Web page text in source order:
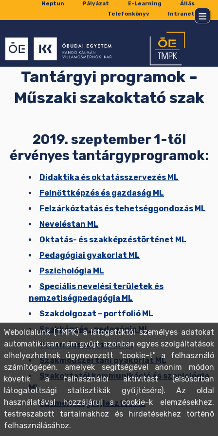
Neptun Pályázat E-Learning
Állás
Telefonkönyv
Intranet
Tantárgyi programok –
Műszaki szakoktató szak
2019. szeptember 1-től
érvényes tantárgyprogramok:
Didaktika és oktatásszervezés ML
Felnőttképzés és gazdaság ML
Felzárkóztatás és tehetséggondozás ML
Neveléstan ML
Oktatás- és szakképzéstörténet ML
Pedagógiai gyakorlat ML
Pszichológia ML
Speciális nevelési területek és
nemzetiségpedagógia ML
Szakdolgozat – portfolió ML
Szakképzés_pedagógia ML
Szakmódszertan-II. ML
Szakmódszertani gyakorlat ML
Szakoktatói kommunikáció és szociológia
ML
Személyiségfejlesztés ML
Weboldalunk (TMPK) a látogatóktól személyes adatokat
automatikusan nem gyűjt, azonban egyes szolgáltatások
elhelyezhetnek úgynevezett "cookie-t" a felhasználó
számítógépén, amelyek segítségével anonim módon
követik a felhasználói aktivitást (elsősorban
látogatottsági statisztikák gyűjtésére). Az oldal
használatával hozzájárul a cookie-k elemzésekhez,
testreszabott tartalmakhoz és hirdetésekhez történõ
felhasználásához.